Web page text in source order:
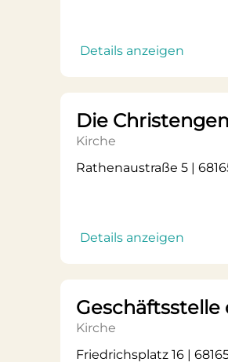
Details anzeigen
Die
Kirche
Rathenaustraße 5 |
Details anzeigen
Geschäftsstelle
Kirche
Friedrichsplatz 16 |